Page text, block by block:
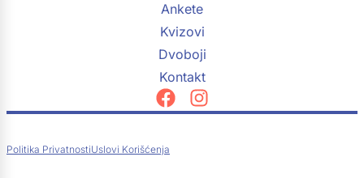
Ankete
Kvizovi
Dvoboji
Kontakt
Politika PrivatnostiUslovi Korišćenja